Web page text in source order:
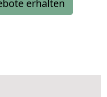
erhalten